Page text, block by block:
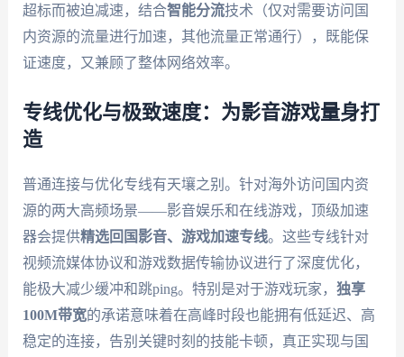
超标而被迫减速，结合智能分流技术（仅对需要访问国
内资源的流量进行加速，其他流量正常通行），既能保
证速度，又兼顾了整体网络效率。
专线优化与极致速度：为影音游戏量身打
造
普通连接与优化专线有天壤之别。针对海外访问国内资
源的两大高频场景——影音娱乐和在线游戏，顶级加速
器会提供精选回国影音、游戏加速专线。这些专线针对
视频流媒体协议和游戏数据传输协议进行了深度优化，
能极大减少缓冲和跳ping。特别是对于游戏玩家， 独享
100M带宽的承诺意味着在高峰时段也能拥有低延迟、高
稳定的连接，告别关键时刻的技能卡顿，真正实现与国